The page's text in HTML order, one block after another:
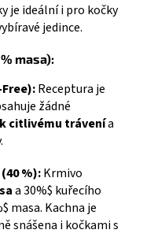
je ideální i pro kočky
jedince.
masa):
Free):Receptura je
žádné
citlivému trávenía
%):Krmivo
a30%$ kuřecího
masa. Kachna je
snášena i kočkami s